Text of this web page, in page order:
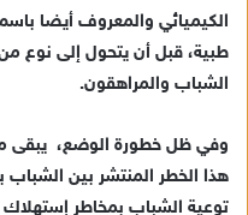
الكيميائي والمعروف أيضا
طبية، قبل أن يتحول إلى نوع من
الشباب والمراهقون.
وفي ظل خطورة الوضع، يبقى
هذا الخطر المنتشر بين
توعية الشباب بمخاطر إستهلاك